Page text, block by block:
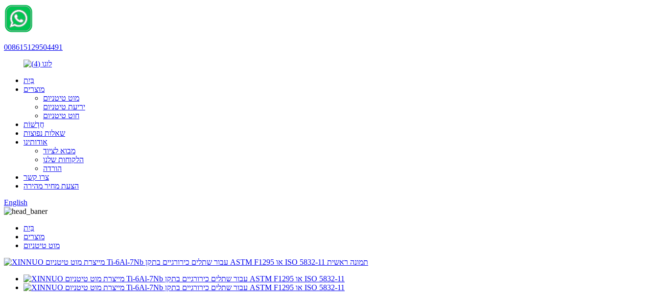
008615129504491
בַּיִת
מוצרים
מוט טיטניום
יריעת טיטניום
חוט טיטניום
חֲדָשׁוֹת
שאלות נפוצות
אודותינו
מבוא לציוד
הלקוחות שלנו
הורדה
צרו קשר
הצעת מחיר מהירה
English
בַּיִת
מוצרים
מוט טיטניום